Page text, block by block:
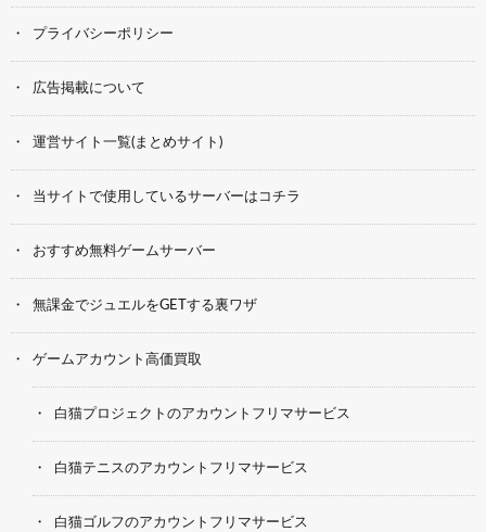
プライバシーポリシー
広告掲載について
運営サイト一覧(まとめサイト)
当サイトで使用しているサーバーはコチラ
おすすめ無料ゲームサーバー
無課金でジュエルをGETする裏ワザ
ゲームアカウント高価買取
白猫プロジェクトのアカウントフリマサービス
白猫テニスのアカウントフリマサービス
白猫ゴルフのアカウントフリマサービス